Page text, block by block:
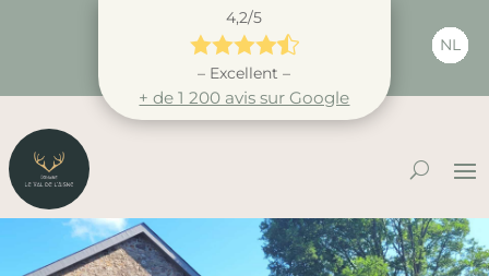
4,2/5

– Excellent –
+ de 1 200 avis sur Google
NL